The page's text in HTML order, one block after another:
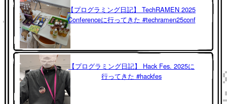
【プログラミング日記】 TechRAMEN 2025
Conferenceに行ってきた #techramen25conf
【プログラミング日記】 Hack Fes. 2025に
行ってきた #hackfes